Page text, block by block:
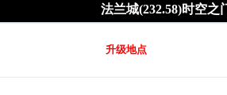
法兰城(232.58)时空之
升级地点